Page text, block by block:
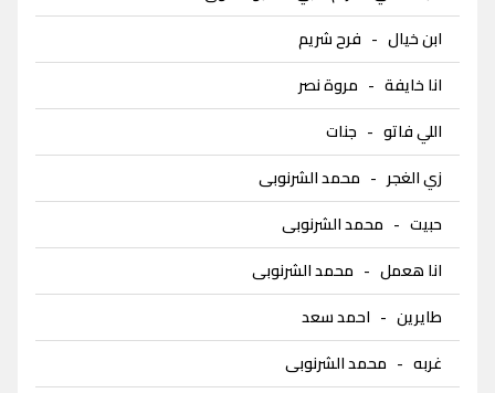
ابن خيال - فرح شريم
انا خايفة - مروة نصر
اللي فاتو - جنات
زي الغجر - محمد الشرنوبى
حبيت - محمد الشرنوبى
انا هعمل - محمد الشرنوبى
طايرين - احمد سعد
غربه - محمد الشرنوبى